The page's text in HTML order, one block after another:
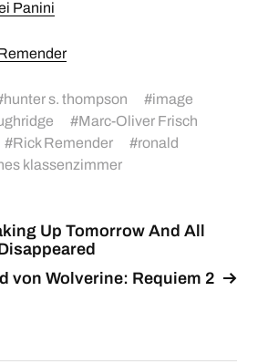
Panini
hunter s. thompson #image
#Marc-Oliver Frisch
#Rick Remender #ronald
klassenzimmer
Up Tomorrow And All
von Wolverine: Requiem 2